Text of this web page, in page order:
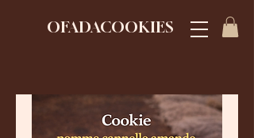
OFADACOOKIES